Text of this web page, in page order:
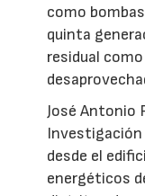
como
quinta
residual
José Antonio
Investigación
desde el
energéticos